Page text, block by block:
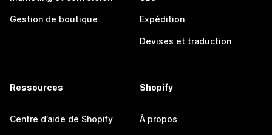
Gestion de boutique Expédition
Devises et traduction
Ressources
Centre d’aide de Shopify
Shopify
À propos